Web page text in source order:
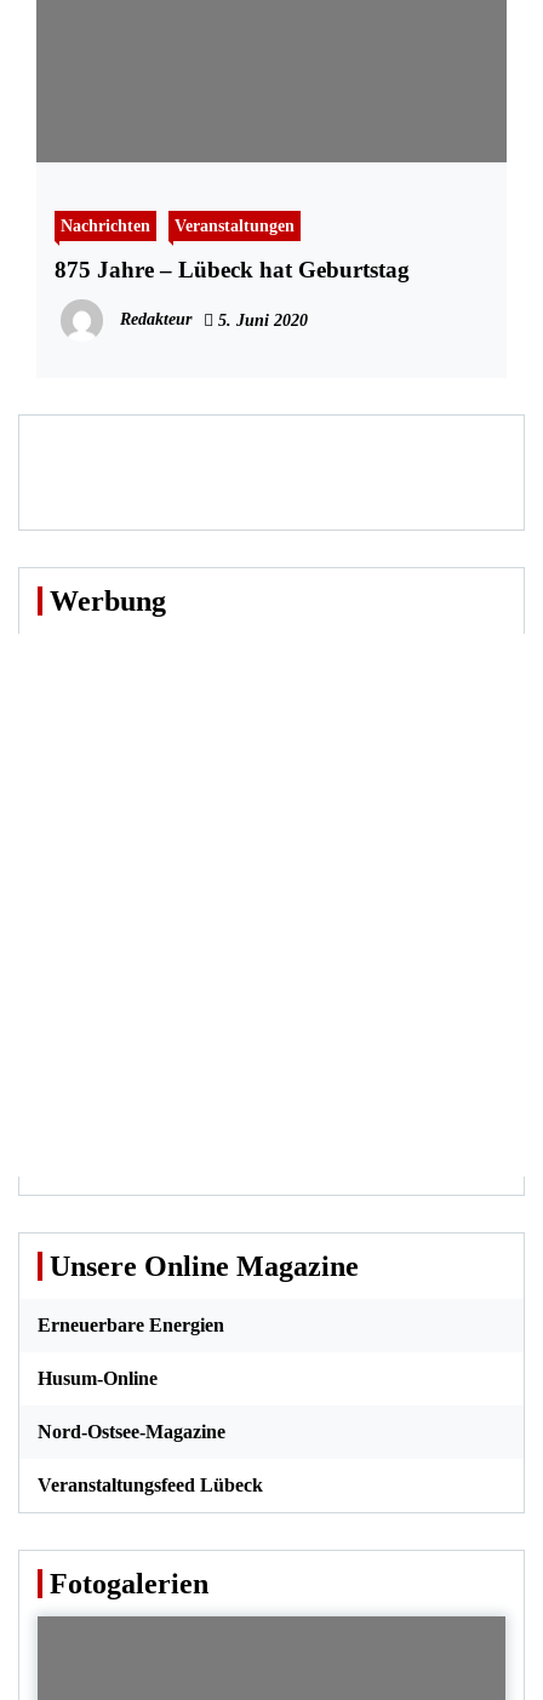
Nachrichten Veranstaltungen
875 Jahre – Lübeck hat Geburtstag
Redakteur 5. Juni 2020
Werbung
Unsere Online Magazine
Erneuerbare Energien
Husum-Online
Nord-Ostsee-Magazine
Veranstaltungsfeed Lübeck
Fotogalerien